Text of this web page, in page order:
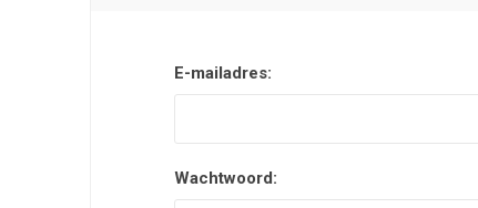
E-mailadres:
Wachtwoord: